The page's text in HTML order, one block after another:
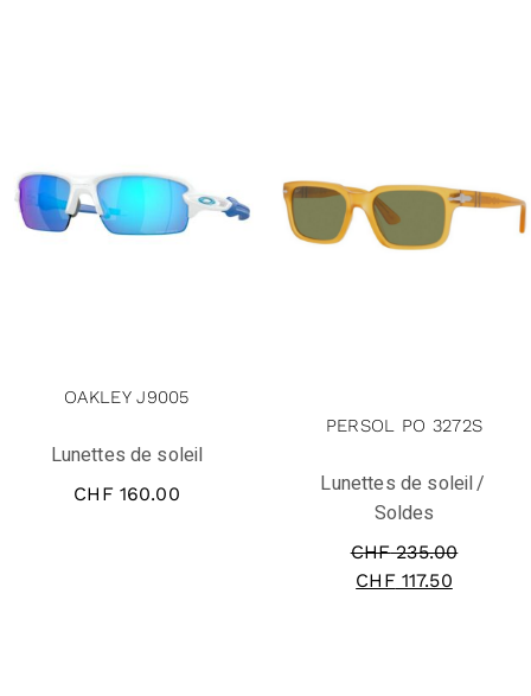
OAKLEY J9005
Lunettes de soleil
CHF 160.00
PERSOL PO 3272S
Lunettes de soleil
Soldes
CHF235.00
CHF 117.50